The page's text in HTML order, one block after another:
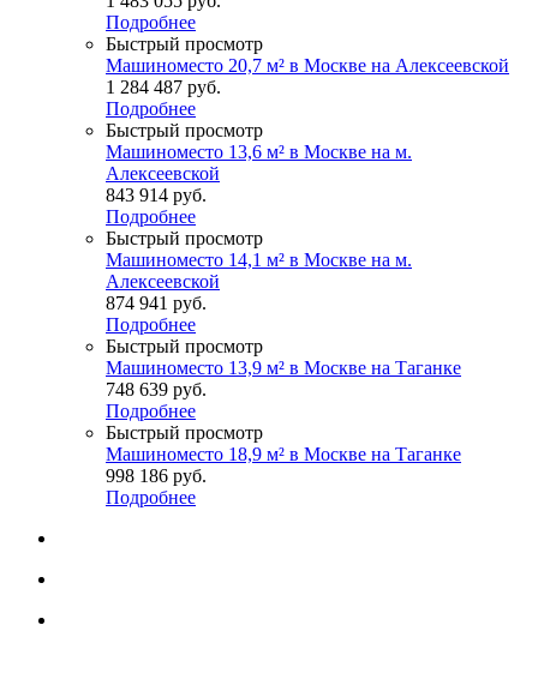
Подробнее
Быстрый просмотр
Машиноместо 20,7 м² в Москве на Алексеевской
1 284 487 руб.
Подробнее
Быстрый просмотр
Машиноместо 13,6 м² в Москве на м.
Алексеевской
843 914 руб.
Подробнее
Быстрый просмотр
Машиноместо 14,1 м² в Москве на м.
Алексеевской
874 941 руб.
Подробнее
Быстрый просмотр
Машиноместо 13,9 м² в Москве на Таганке
748 639 руб.
Подробнее
Быстрый просмотр
Машиноместо 18,9 м² в Москве на Таганке
998 186 руб.
Подробнее